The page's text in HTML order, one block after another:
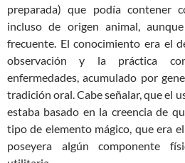
preparada) que podía contener
incluso de origen animal,
frecuente. El conocimiento era el
observación y la práctica
enfermedades, acumulado por
tradición oral. Cabe señalar, que el
estaba basado en la creencia de
tipo de elemento mágico, que era
poseyera algún componente